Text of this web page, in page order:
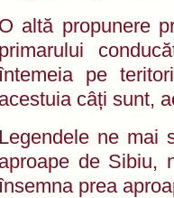
O altă propunere
primarului
pe
acestuia câți sunt,
Legendele ne mai
aproape de Sibiu,
prea